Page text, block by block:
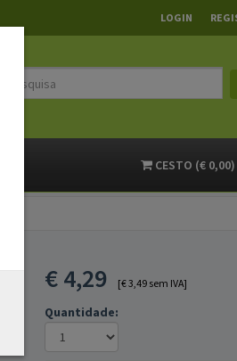
LOGIN
CESTO (€ 0,00)
€4,29 [€ 3,49 sem IVA]
Quantidade: